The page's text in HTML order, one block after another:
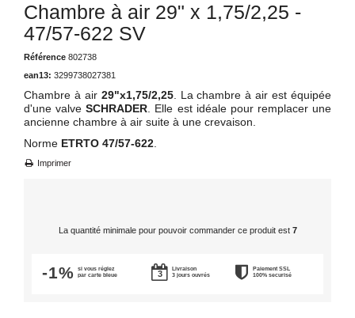
Chambre à air 29" x 1,75/2,25 -
47/57-622 SV
Référence 802738
ean13: 3299738027381
Chambre à air 29"x1,75/2,25. La chambre à air est équipée
d'une valveSCHRADER . Elle est idéale pour remplacer une
ancienne chambre à air suite à une crevaison.
Norme ETRTO 47/57-622
Imprimer
La quantité minimale pour pouvoir commander ce produit est 7
-1%
si vous réglez
par carte bleue
Livraison
3 jours ouvrés
Paiement SSL
100% securisé